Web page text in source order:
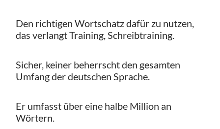
Den richtigen Wortschatz dafür zu nutzen,
das verlangt Training, Schreibtraining.
Sicher, keiner beherrscht den gesamten
Umfang der deutschen Sprache.
Er umfasst über eine halbe Million an
Wörtern.